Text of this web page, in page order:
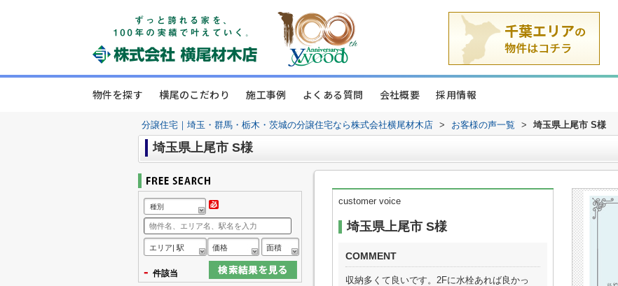
物件を探す 横尾のこだわり 施工事例 よくある質問 会社概要 採用情報
分譲住宅｜埼玉・群馬・栃木・茨城の分譲住宅なら株式会社横尾材木店 > お客様の声一覧 > 埼玉県上尾市 S様
埼玉県上尾市 S様
customer voice
埼玉県上尾市 S様
COMMENT
収納多くて良いです。2Fに水栓あれば良かっ
種別
エリア| 駅 価格 面積
- 件該当